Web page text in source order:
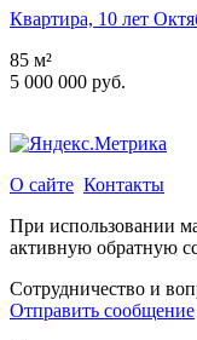
Квартира, 10 лет
85 м²
5 000 000 руб.
О сайте Контакты
При использовании
активную обратную
Сотрудничество и
Отправить сообщение